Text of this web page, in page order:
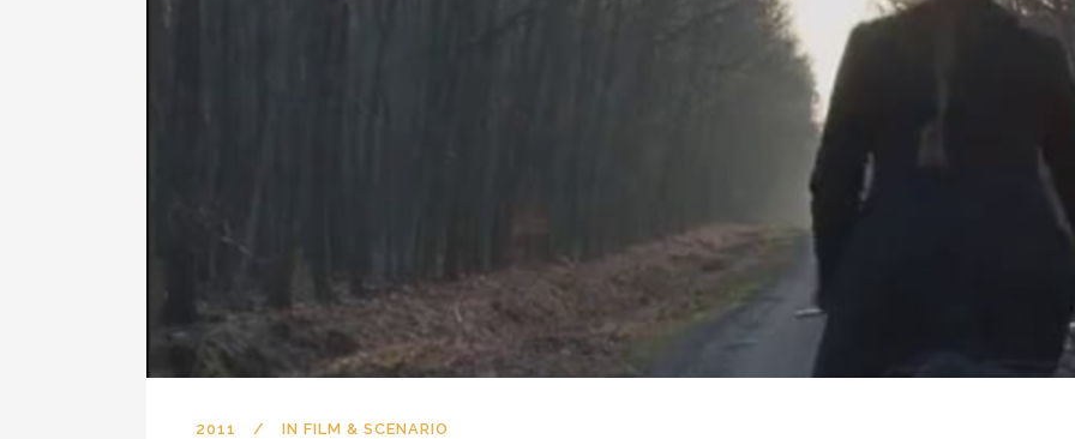
2011 IN FILM & SCENARIO